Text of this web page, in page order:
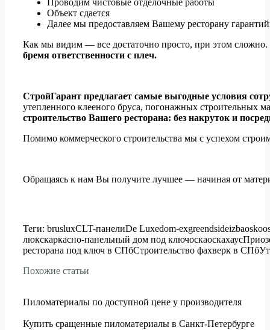
Проводим чистовые отделочные работы
Объект сдается
Далее мы предоставляем Вашему ресторану
Как мы видим — все достаточно просто, при этом
бремя ответственности с плеч.
СтройГарант предлагает самые выгодные условия
утепленного клееного бруса, погонажных строительных
строительство Вашего ресторана: без накруток и
Помимо коммерческого строительства мы с успехом
Обращаясь к нам Вы получите лучшее — начиная от
Теги: brusluxCLT-панелиDe Luxedom-exgreendsideizbaosko
люкскаркасно-панельный дом под ключоскаоскахаус
ресторана под ключ в СПбСтроительство фахверк в СПб
Похожие статьи
Пиломатериалы по доступной цене у производителя
Купить сращенные пиломатериалы в Санкт-Петербурге